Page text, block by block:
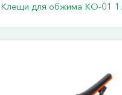
Клещи для обжима КО-01